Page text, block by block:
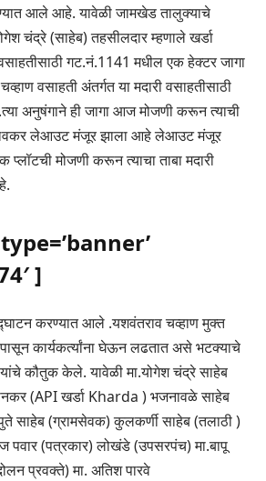
आले आहे. यावेळी जामखेड तालुक्याचे
चंद्रे (साहेब) तहसीलदार म्हणाले खर्डा
गट.नं.1141 मधील एक हेक्टर जागा
वसाहती अंतर्गत या मदारी वसाहतीसाठी
अनुषंगाने ही जागा आज मोजणी करून त्याची
लेआउट मंजूर झाला आहे लेआउट मंजूर
मोजणी करून त्याचा ताबा मदारी
]
करण्यात आले .यशवंतराव चव्हाण मुक्त
कार्यकर्त्यांना घेऊन लढतात असे भटक्याचे
कौतुक केले. यावेळी मा.योगेश चंद्रे साहेब
(API खर्डा Kharda ) भजनावळे साहेब
साहेब (ग्रामसेवक) कुलकर्णी साहेब (तलाठी )
पवार (पत्रकार) लोखंडे (उपसरपंच) मा.बापू
प्रवक्ते) मा. अतिश पारवे